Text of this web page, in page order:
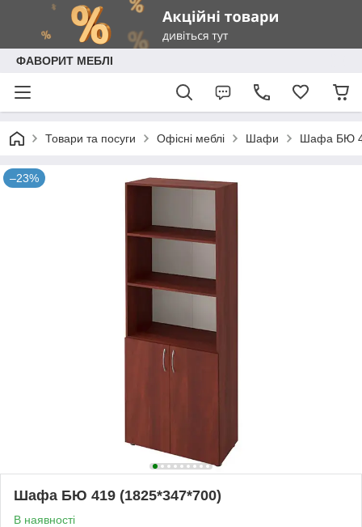
ФАВОРИТ МЕБЛІ
Товари та посуги Офісні меблі Шафи Шафа БЮ
–23%
Шафа БЮ 419 (1825*347*700)
В наявності